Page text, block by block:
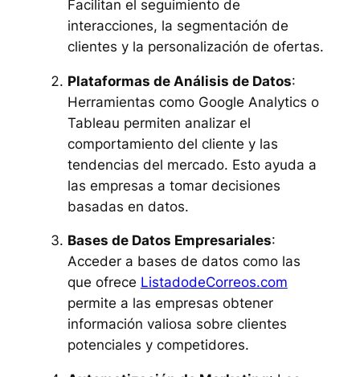
Facilitan el seguimiento de
interacciones, la segmentación de
clientes y la personalización de ofertas.
Plataformas de Análisis de Datos:
Herramientas como Google Analytics o
Tableau permiten analizar el
comportamiento del cliente y las
tendencias del mercado. Esto ayuda a
las empresas a tomar decisiones
basadas en datos.
Bases de Datos Empresariales:
Acceder a bases de datos como las
que ofrece ListadodeCorreos.com
permite a las empresas obtener
información valiosa sobre clientes
potenciales y competidores.